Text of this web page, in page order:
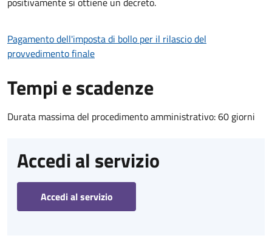
Pagamento dell'imposta di bollo per il rilascio del
provvedimento finale
Tempi e scadenze
Durata massima del procedimento amministrativo: 60 giorni
Accedi al servizio
Accedi al servizio